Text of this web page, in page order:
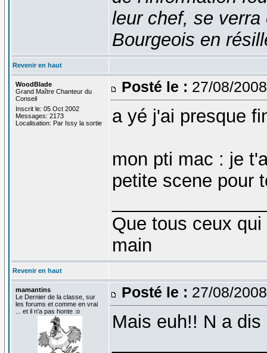
leur chef, se
Bourgeois en
Revenir en haut
WoodBlade
Grand Maître Chanteur du
Conseil
Inscrit le: 05 Oct 2002
Messages: 2173
Localisation: Par Issy la sortie
Posté le : 27/08/
a yé j'ai presque
mon pti mac : je
petite scene pour
Que tous ceux
main
Revenir en haut
mamantins
Le Dernier de la classe, sur
les forums et comme en vrai
... et il n'a pas honte :o
Posté le : 27/08/
Mais euh!! N a